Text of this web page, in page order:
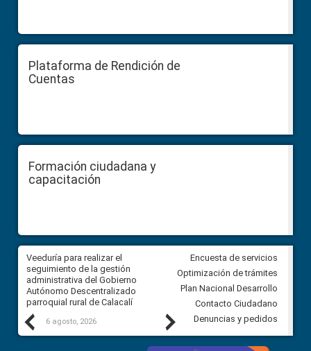
Plataforma de Rendición de
Cuentas
Formación ciudadana y
capacitación
Previous
Veeduría para realizar el
seguimiento de la gestión
administrativa del Gobierno
Autónomo Descentralizado
parroquial rural de Calacalí
6 agosto, 2026
Veeduría para vigilar los
derivados de la Audiencia
comunidad Urbina, parroquia
Carolina
5 agosto, 2026
Next
Encuesta de servicios
Optimización de trámites
Plan Nacional Desarrollo
Contacto Ciudadano
Denuncias y pedidos